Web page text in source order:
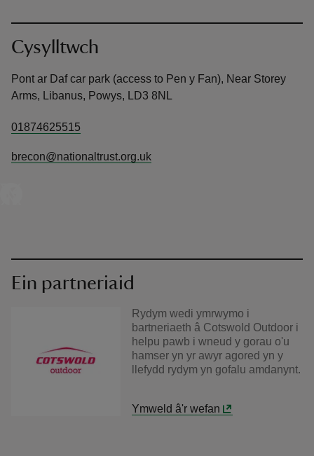
Cysylltwch
Pont ar Daf car park (access to Pen y Fan), Near Storey
Arms, Libanus, Powys, LD3 8NL
01874625515
brecon@nationaltrust.org.uk
Ein partneriaid
Rydym wedi ymrwymo i
bartneriaeth â Cotswold Outdoor i
helpu pawb i wneud y gorau o'u
hamser yn yr awyr agored yn y
llefydd rydym yn gofalu amdanynt.
Ymweld â'r wefan